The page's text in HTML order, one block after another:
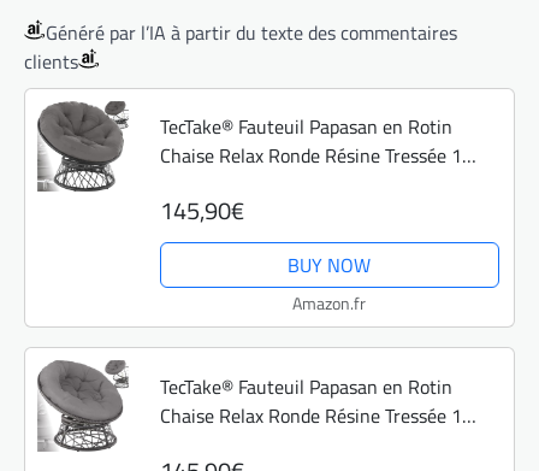
Généré par l’IA à partir du texte des commentaires
clients
TecTake® Fauteuil Papasan en Rotin
Chaise Relax Ronde Résine Tressée 1
Grand Confort Inclus, Mobilier de Jardin
pour...
145,90€
BUY NOW
Amazon.fr
TecTake® Fauteuil Papasan en Rotin
Chaise Relax Ronde Résine Tressée 1